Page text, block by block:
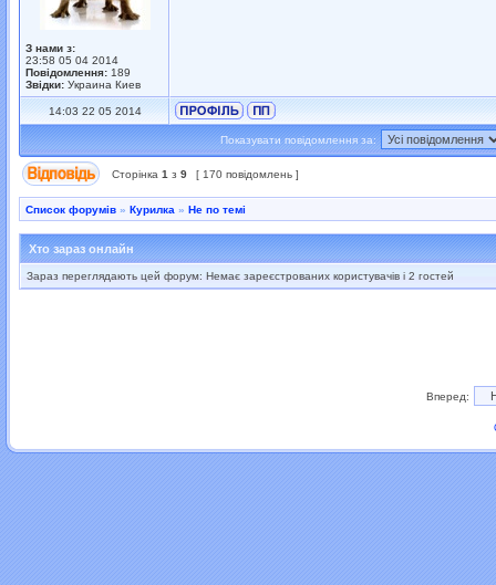
З нами з:
23:58 05 04 2014
Повідомлення: 189
Звідки: Украина Киев
14:03 22 05 2014
Показувати повідомлення за:
Сторінка 1 з 9 [ 170 повідомлень ]
Список форумів » Курилка » Не по темі
Хто зараз онлайн
Зараз переглядають цей форум: Немає зареєстрованих користувачів і 2 гостей
Вперед: